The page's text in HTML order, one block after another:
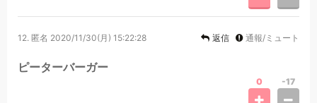
12. 匿名 2020/11/30(月) 15:22:28 返信 通報/ミュート
ピーターバーガー
0 -17